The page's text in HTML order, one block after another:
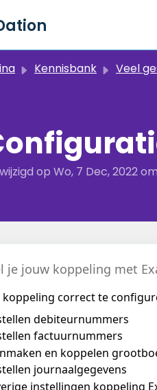
naar hoofdinhoud
Kennisbank Veel
op Wo, 7 Dec, 2022
je jouw koppeling met
koppeling correct te
debiteurnummers
factuurnummers
en koppelen
journaalgegevens
instellingen koppeling